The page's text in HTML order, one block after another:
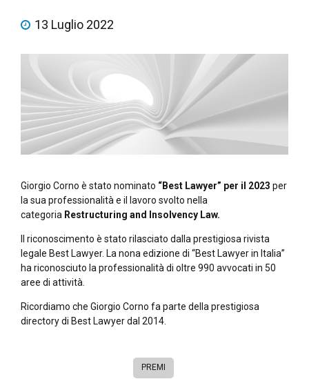
13 Luglio 2022
Giorgio Corno è stato nominato “Best Lawyer” per il 2023 per
la sua professionalità e il lavoro svolto nella
categoria Restructuring and Insolvency Law.
Il riconoscimento è stato rilasciato dalla prestigiosa rivista
legale Best Lawyer. La nona edizione di “Best Lawyer in Italia”
ha riconosciuto la professionalità di oltre 990 avvocati in 50
aree di attività.
Ricordiamo che Giorgio Corno fa parte della prestigiosa
directory di Best Lawyer dal 2014.
PREMI